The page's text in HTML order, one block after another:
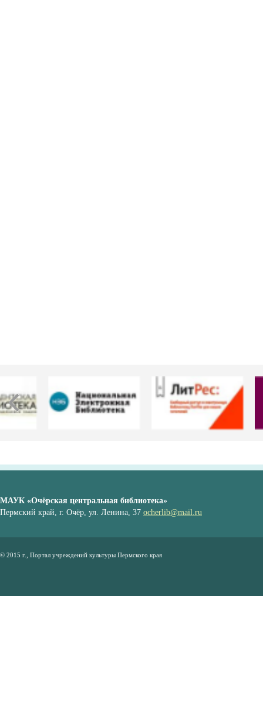
МАУК «Очёрская центральная библиотека»
Пермский край, г. Очёр, ул. Ленина, 37 ocherlib@mail.ru
© 2015 г., Портал учреждений культуры Пермского края